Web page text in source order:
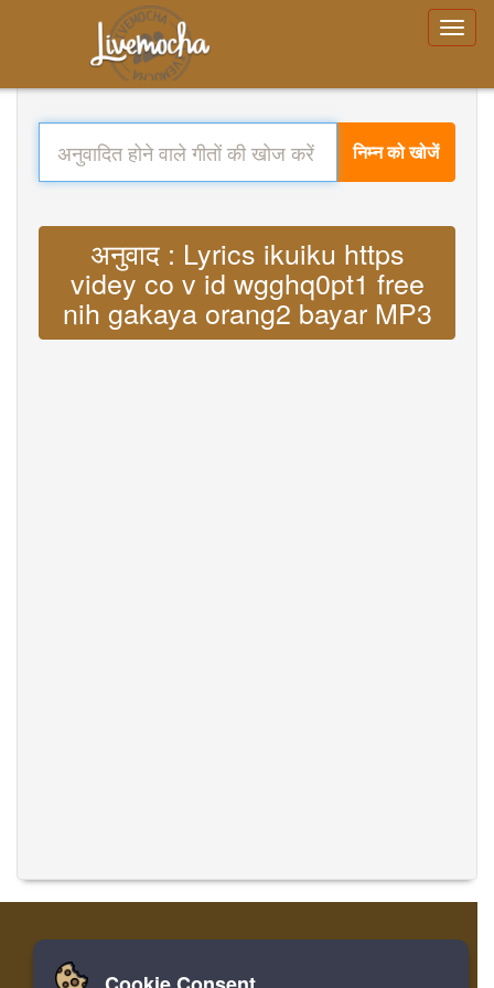
निम्न को खोजें
अनुवाद : Lyrics ikuiku https
videy co v id wgghq0pt1 free
nih gakaya orang2 bayar MP3